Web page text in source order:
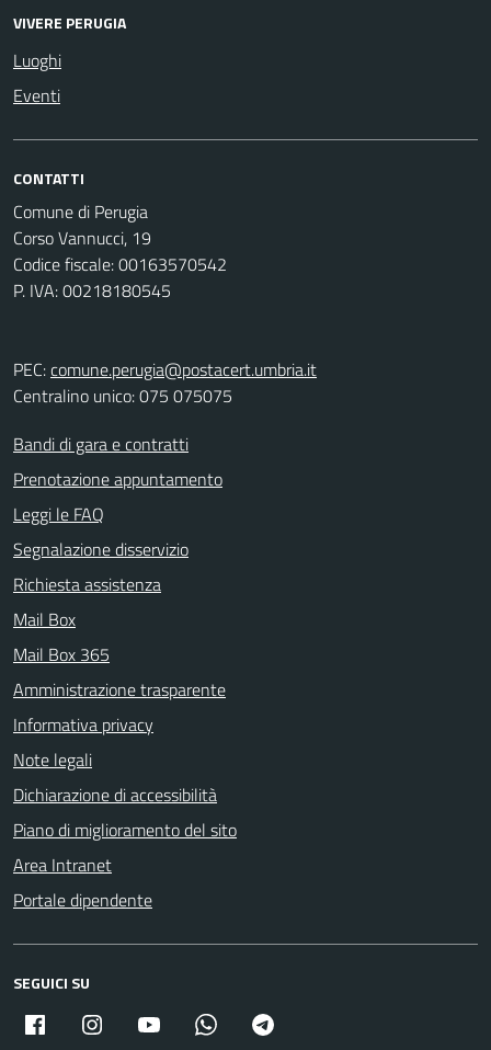
VIVERE PERUGIA
Luoghi
Eventi
CONTATTI
Comune di Perugia
Corso Vannucci, 19
Codice fiscale: 00163570542
P. IVA: 00218180545
PEC:comune.perugia@postacert.umbria.it
Centralino unico: 075 075075
Bandi di gara e contratti
Prenotazione appuntamento
Leggi le FAQ
Segnalazione disservizio
Richiesta assistenza
Mail Box
Mail Box 365
Amministrazione trasparente
Informativa privacy
Note legali
Dichiarazione di accessibilità
Piano di miglioramento del sito
Area Intranet
Portale dipendente
SEGUICI SU
Facebook Instagram Youtube Whatsapp